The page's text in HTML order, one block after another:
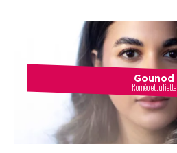
Gounod
Roméo et Juliette